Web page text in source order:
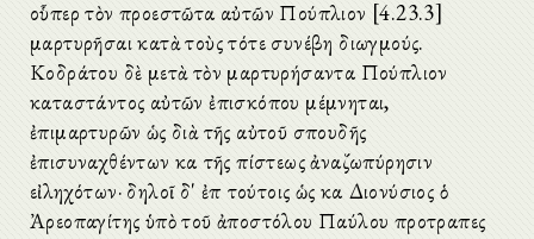
οὗπερ τὸν προεστῶτα αὐτῶν Πούπλιον [4.23.3]
μαρτυρῆσαι κατὰ τοὺς τότε συνέβη διωγμούς.
Κοδράτου δὲ μετὰ τὸν μαρτυρήσαντα Πούπλιον
καταστάντος αὐτῶν ἐπισκόπου μέμνηται,
ἐπιμαρτυρῶν ὡς διὰ τῆς αὐτοῦ σπουδῆς
ἐπισυναχθέντων καὶ τῆς πίστεως ἀναζωπύρησιν
εἰληχότων· δηλοῖ δ' ἐπὶ τούτοις ὡς καὶ Διονύσιος ὁ
Ἀρεοπαγίτης ὑπὸ τοῦ ἀποστόλου Παύλου προτραπεὶς